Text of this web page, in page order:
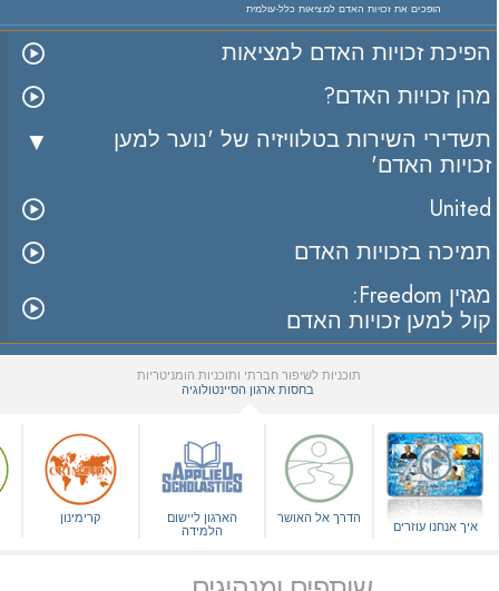
הופכים את זכויות האדם למציאות כלל-עולמית
הפיכת זכויות האדם למציאות
מהן זכויות האדם?
תשדירי השירות בטלוויזיה של 'נוער למען
זכויות האדם'
United
תמיכה בזכויות האדם
מגזין Freedom:
קול למען זכויות האדם
תוכניות לשיפור חברתי ותוכניות הומניטריות
בחסות ארגון הסיינטולוגיה
איך אנחנו עוזרים
הדרך אל האושר
הארגון ליישום
הלמידה
קרימינון